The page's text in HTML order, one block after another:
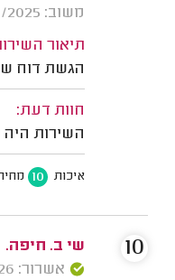
משוב: 10/09/2025
תיאור
הגשת דוח
חוות דעת:
השירות
איכות 10
שי ב. חיפה.
אשרור: 24/02/2026
10